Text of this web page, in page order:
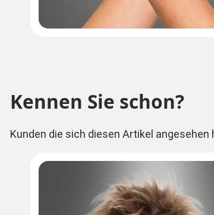
Kennen Sie schon?
Kunden die sich diesen Artikel